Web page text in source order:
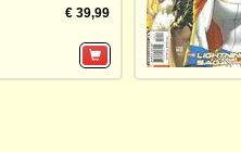
€ 39,99